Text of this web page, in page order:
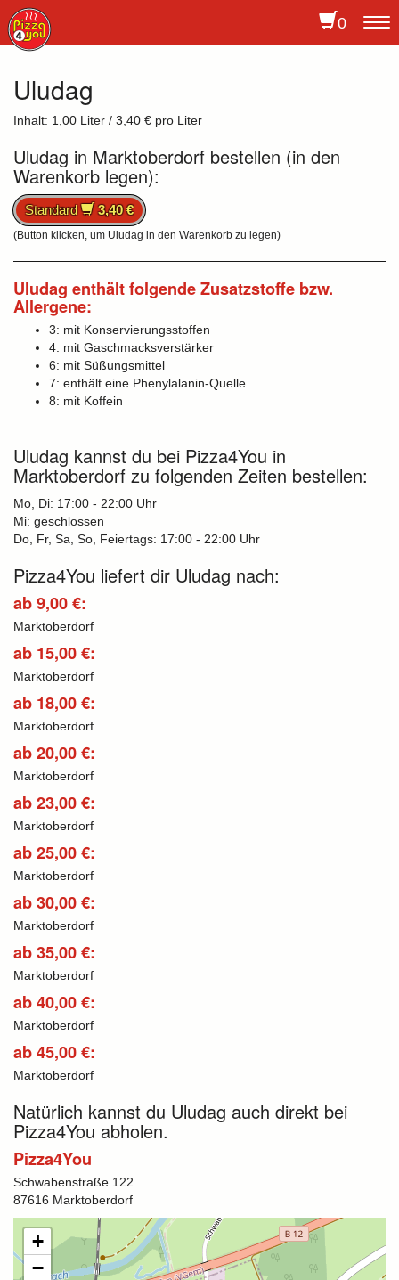
0
Uludag
Inhalt: 1,00 Liter / 3,40 € pro Liter
Uludag in Marktoberdorf bestellen (in den
Warenkorb legen):
Standard 3,40 €
(Button klicken, um Uludag in den Warenkorb zu legen)
Uludag enthält folgende Zusatzstoffe bzw.
Allergene:
3: mit Konservierungsstoffen
4: mit Gaschmacksverstärker
6: mit Süßungsmittel
7: enthält eine Phenylalanin-Quelle
8: mit Koffein
Uludag kannst du bei Pizza4You in
Marktoberdorf zu folgenden Zeiten bestellen:
Mo, Di: 17:00 - 22:00 Uhr
Mi: geschlossen
Do, Fr, Sa, So, Feiertags: 17:00 - 22:00 Uhr
Pizza4You liefert dir Uludag nach:
ab 9,00 €:
Marktoberdorf
ab 15,00 €:
Marktoberdorf
ab 18,00 €:
Marktoberdorf
ab 20,00 €:
Marktoberdorf
ab 23,00 €:
Marktoberdorf
ab 25,00 €:
Marktoberdorf
ab 30,00 €:
Marktoberdorf
ab 35,00 €:
Marktoberdorf
ab 40,00 €:
Marktoberdorf
ab 45,00 €:
Marktoberdorf
Natürlich kannst du Uludag auch direkt bei
Pizza4You abholen.
Pizza4You
Schwabenstraße 122
87616 Marktoberdorf
+
−